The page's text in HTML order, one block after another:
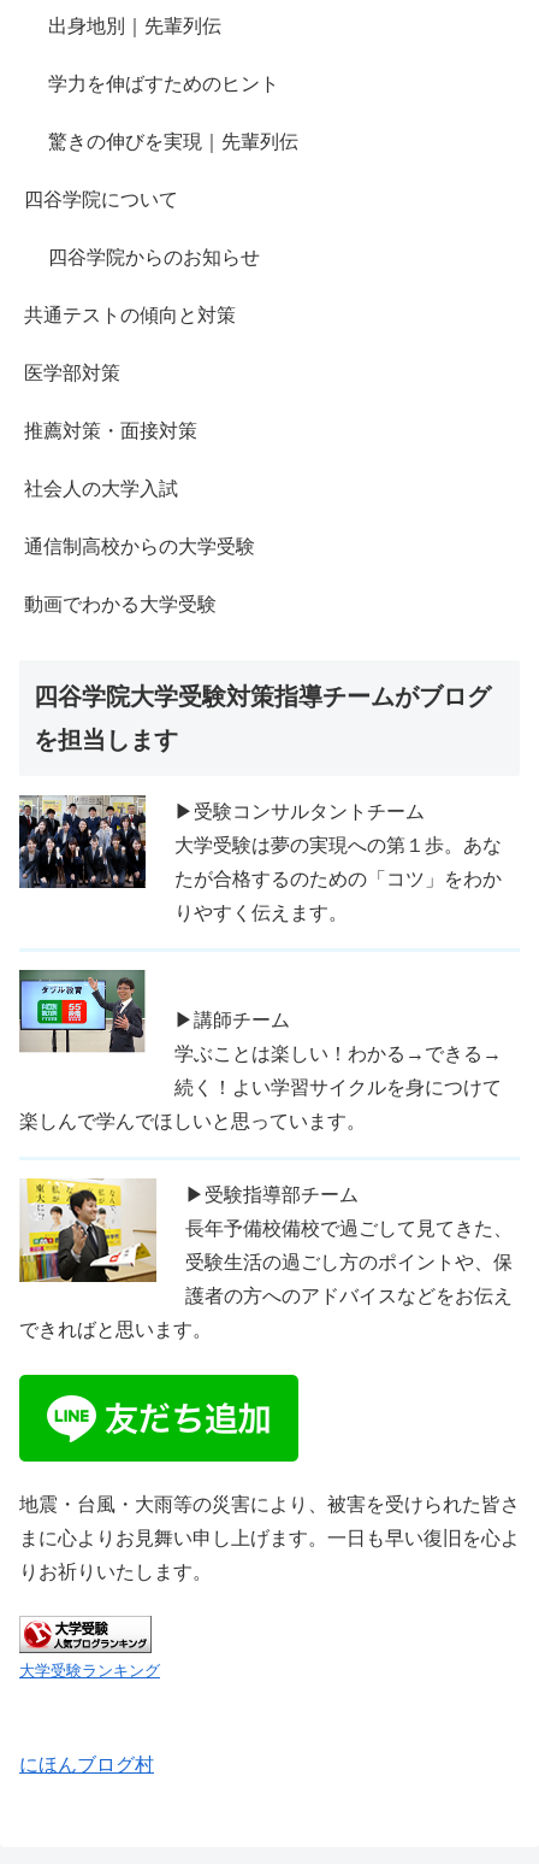
出身地別｜先輩列伝
学力を伸ばすためのヒント
驚きの伸びを実現｜先輩列伝
四谷学院について
四谷学院からのお知らせ
共通テストの傾向と対策
医学部対策
推薦対策・面接対策
社会人の大学入試
通信制高校からの大学受験
動画でわかる大学受験
四谷学院大学受験対策指導チームがブログ
を担当します
▶受験コンサルタントチーム
大学受験は夢の実現への第１歩。あな
たが合格するのための「コツ」をわか
りやすく伝えます。
▶講師チーム
学ぶことは楽しい！わかる→できる→
続く！よい学習サイクルを身につけて
楽しんで学んでほしいと思っています。
▶受験指導部チーム
長年予備校備校で過ごして見てきた、
受験生活の過ごし方のポイントや、保
護者の方へのアドバイスなどをお伝え
できればと思います。
地震・台風・大雨等の災害により、被害を受けられた皆さ
まに心よりお見舞い申し上げます。一日も早い復旧を心よ
りお祈りいたします。
大学受験ランキング
にほんブログ村